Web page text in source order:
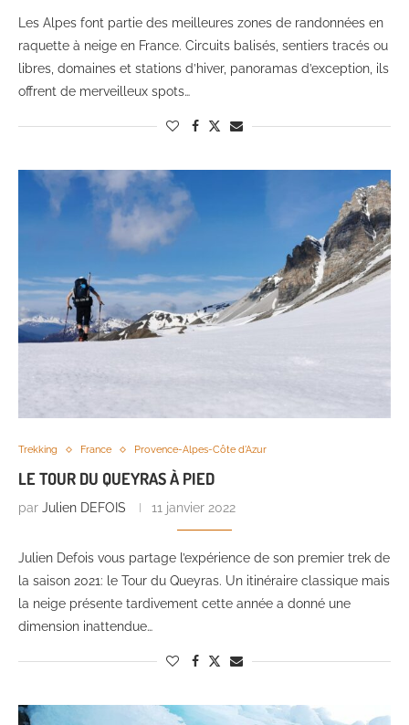
Les Alpes font partie des meilleures zones de randonnées en
raquette à neige en France. Circuits balisés, sentiers tracés ou
libres, domaines et stations d’hiver, panoramas d’exception, ils
offrent de merveilleux spots…
Trekking France Provence-Alpes-Côte d'Azur
LE TOUR DU QUEYRAS À PIED
par Julien DEFOIS 11 janvier 2022
Julien Defois vous partage l’expérience de son premier trek de
la saison 2021: le Tour du Queyras. Un itinéraire classique mais
la neige présente tardivement cette année a donné une
dimension inattendue…